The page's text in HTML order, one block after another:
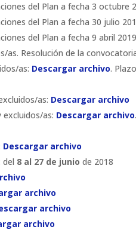
del Plan a fecha 3 octubre
del Plan a fecha 30 julio
del Plan a fecha 9 abril
as. Resolución de la
as: Descargar archivo.
as: Descargar archivo
as: Descargar archivo
Descargar archivo
del 8 al 27 de junio de 2018
archivo
archivo
archivo